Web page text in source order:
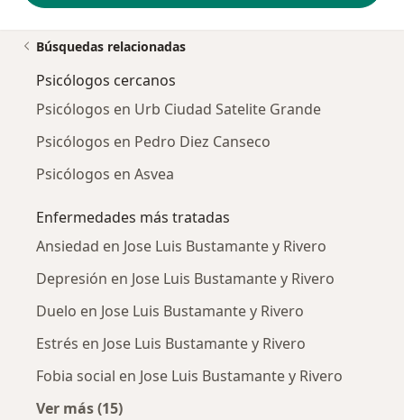
Búsquedas relacionadas
Psicólogos cercanos
Psicólogos en Urb Ciudad Satelite Grande
Psicólogos en Pedro Diez Canseco
Psicólogos en Asvea
Enfermedades más tratadas
Ansiedad en Jose Luis Bustamante y Rivero
Depresión en Jose Luis Bustamante y Rivero
Duelo en Jose Luis Bustamante y Rivero
Estrés en Jose Luis Bustamante y Rivero
Fobia social en Jose Luis Bustamante y Rivero
Ver más (15)